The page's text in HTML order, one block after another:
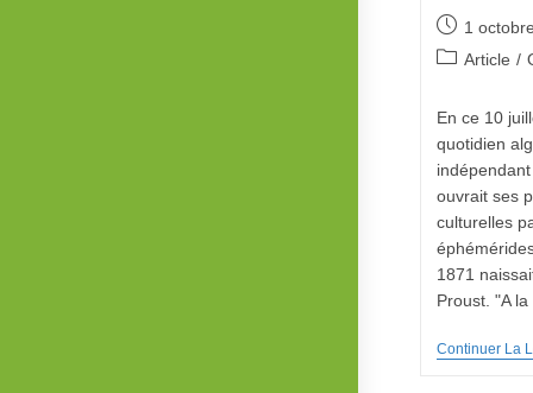
Publication
publiée :
1
PostArticle /
En ce 10
quotidien
ouvrait ses
culturelles
1871
Proust. "A
Continuer La